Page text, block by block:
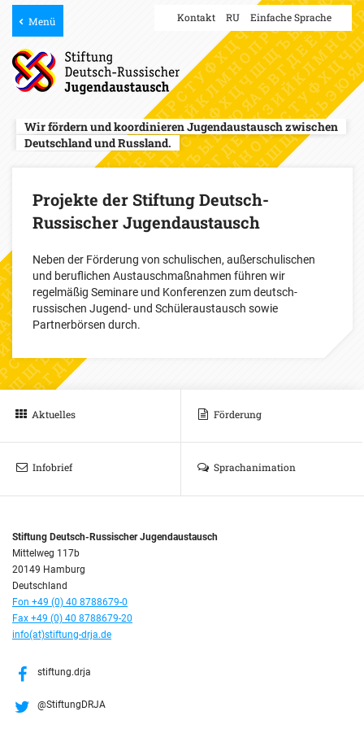
Menü Kontakt RU Einfache Sprache
Wir fördern und koordinieren Jugendaustausch zwischen
Deutschland und Russland.
Projekte der Stiftung Deutsch-
Russischer Jugendaustausch
Neben der Förderung von schulischen, außerschulischen
und beruflichen Austauschmaßnahmen führen wir
regelmäßig Seminare und Konferenzen zum deutsch-
russischen Jugend- und Schüleraustausch sowie
Partnerbörsen durch.
Aktuelles Förderung
Infobrief Sprachanimation
Stiftung Deutsch-Russischer Jugendaustausch
Mittelweg 117b
20149 Hamburg
Deutschland
Fon +49 (0) 40 8788679-0
Fax +49 (0) 40 8788679-20
info(at)stiftung-drja.de
stiftung.drja
@StiftungDRJA